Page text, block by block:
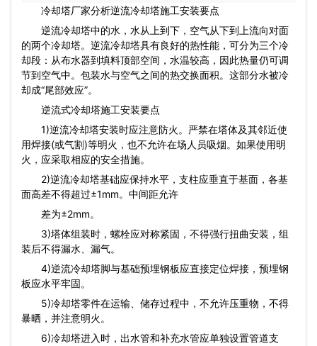
冷却塔厂家分析逆流冷却塔施工安装要点
逆流冷却塔中的水，水从上到下，空气从下到上流向对面
的两个冷却塔。逆流冷却塔具有良好的热性能，可分为三个冷
却段：从布水器到填料顶部空间，水温较高，因此热量仍可调
节到空气中。包装水与空气之间的热交换面积。这部分水被冷
却成“尾部效应”。
逆流式冷却塔施工安装要点
1)逆流冷却塔安装时应注意防火。严禁在塔体及其邻近使
用焊接(或气割)等明火，也不允许在场人员吸烟。如果使用明
火，应采取相应的安全措施。
2)逆流冷却塔基础应保持水平，支柱应垂直于基面，各基
面高差不得超过±1mm。中间距允许
差为±2mm。
3)塔体组装时，螺栓应对称紧固，不得强行扭曲安装，组
装后不得漏水、漏气。
4)逆流冷却塔脚与基础预埋钢板应直接定位焊接，预埋钢
板应水平牢固。
5)冷却塔零件在运输、储存过程中，不允许压重物，不得
暴晒，并注意明火。
6)冷却塔进入时，出水管和补充水管应单独设置管道支